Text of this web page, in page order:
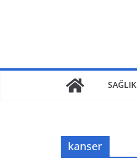
SAĞLIK
kanser